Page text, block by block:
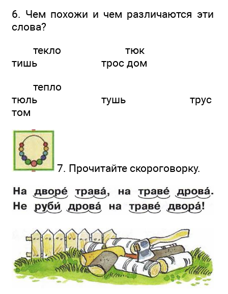
6. Чем похожи и чем различаются эти
слова?
текло тюк
тишь трос дом
тепло
тюль тушь трус
том
7. Прочитайте скороговорку.